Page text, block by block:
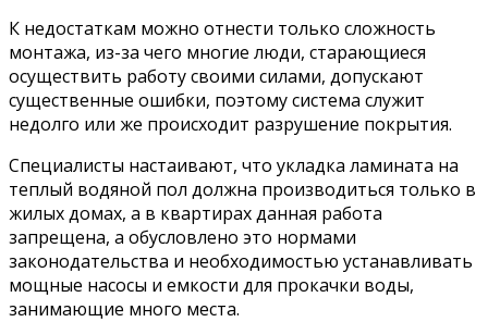
К недостаткам можно отнести только сложность
монтажа, из-за чего многие люди, старающиеся
осуществить работу своими силами, допускают
существенные ошибки, поэтому система служит
недолго или же происходит разрушение покрытия.
Специалисты настаивают, что укладка ламината на
теплый водяной пол должна производиться только в
жилых домах, а в квартирах данная работа
запрещена, а обусловлено это нормами
законодательства и необходимостью устанавливать
мощные насосы и емкости для прокачки воды,
занимающие много места.